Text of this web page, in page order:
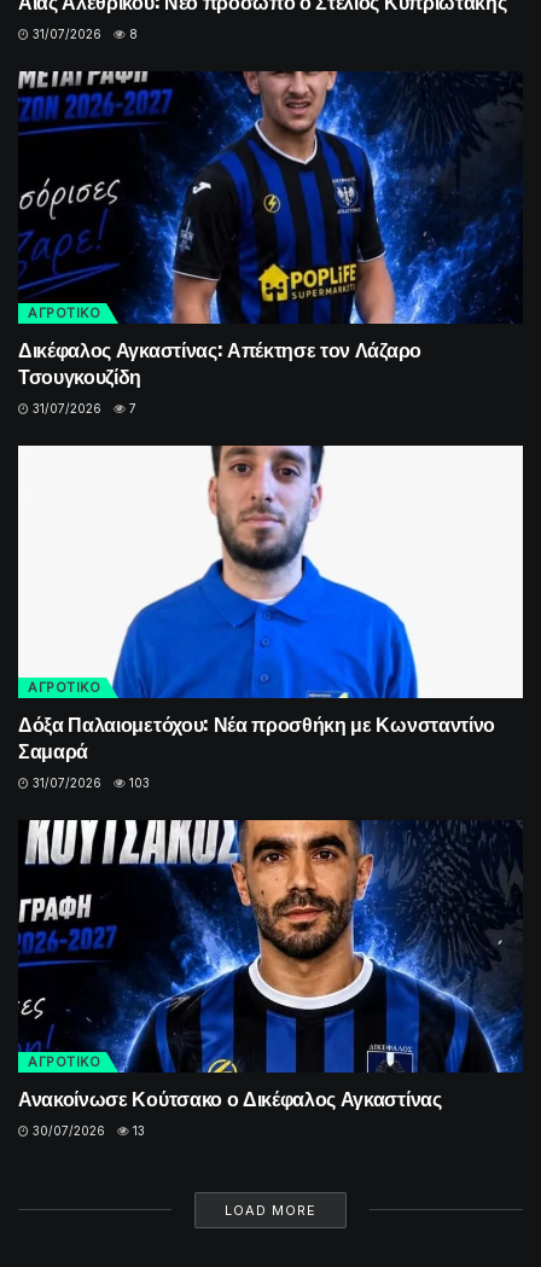
31/07/2026 8
ΑΓΡΟΤΙΚΟ
Δικέφαλος Αγκαστίνας: Απέκτησε τον Λάζαρο
Τσουγκουζίδη
31/07/2026 7
ΑΓΡΟΤΙΚΟ
Δόξα Παλαιομετόχου: Νέα προσθήκη με Κωνσταντίνο
Σαμαρά
31/07/2026 103
ΑΓΡΟΤΙΚΟ
Ανακοίνωσε Κούτσακο ο Δικέφαλος Αγκαστίνας
30/07/2026 13
LOAD MORE